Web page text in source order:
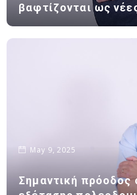
βαφτίζονται ως
May 9, 2025
Σημαντική πρόοδος